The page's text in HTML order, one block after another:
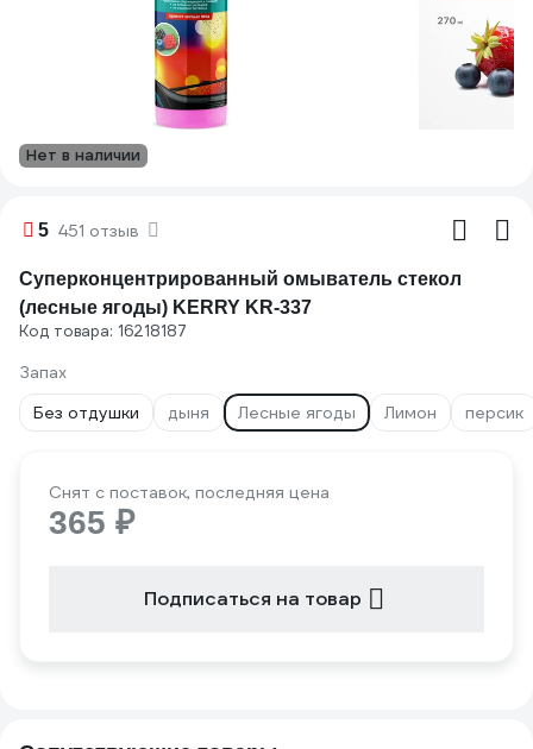
Нет в наличии
5 451 отзыв
Суперконцентрированный омыватель стекол
(лесные ягоды) KERRY KR-337
Код товара: 16218187
Запах
Без отдушки
дыня Лесные ягоды Лимон персик
Снят с поставок, последняя цена
365 ₽
Подписаться на товар